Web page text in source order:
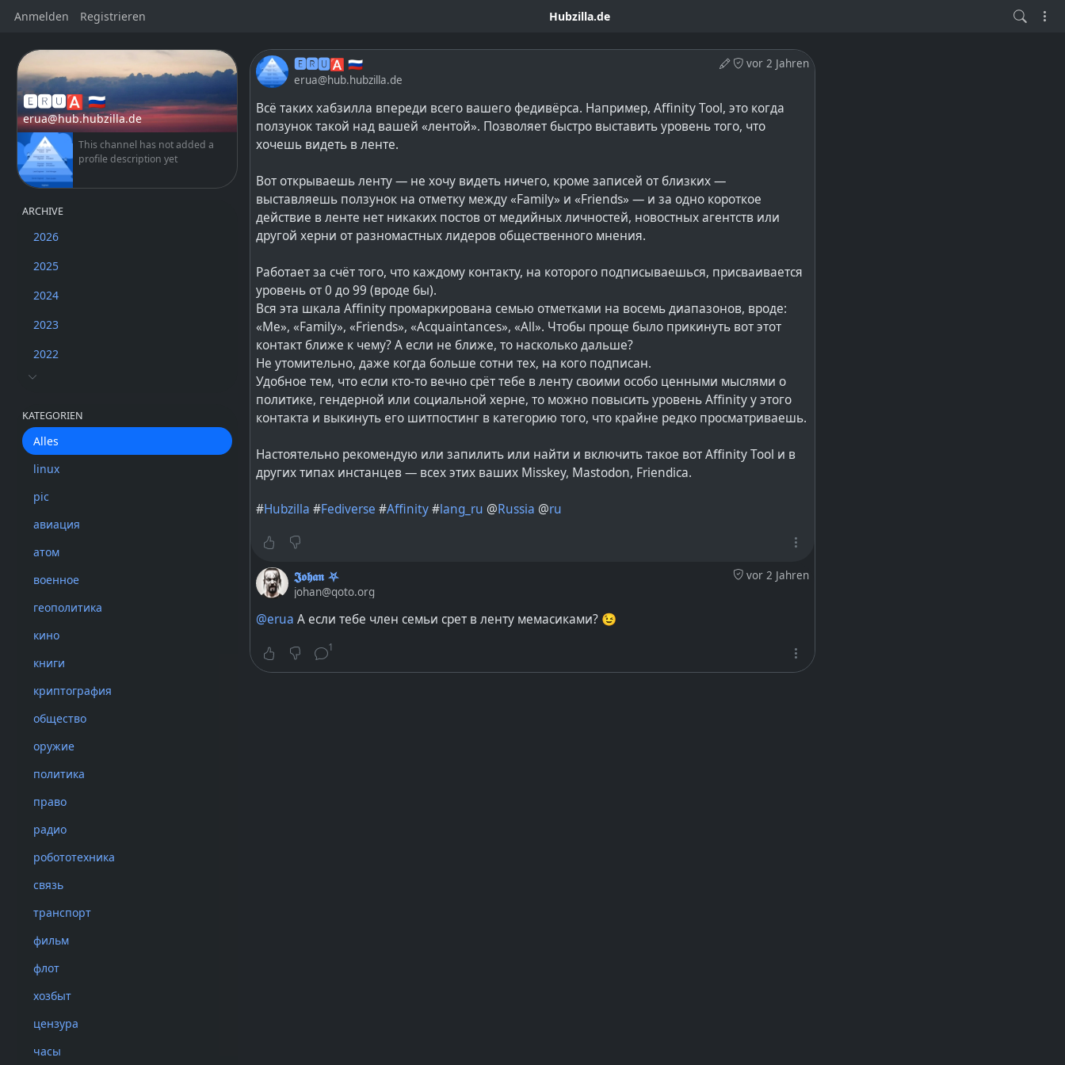
Anmelden Registrieren Hubzilla.de
🅴🆁🆄🅰 🇷🇺
erua@hub.hubzilla.de
This channel has not added a
profile description yet
ARCHIVE
2026
2025
2024
2023
2022
KATEGORIEN
Alles
linux
pic
авиация
атом
военное
геополитика
кино
книги
криптография
общество
оружие
политика
право
радио
робототехника
связь
транспорт
фильм
флот
хозбыт
цензура
часы
vor 2 Jahren
🅴🆁🆄🅰 🇷🇺
erua@hub.hubzilla.de
Всё таких хабзилла впереди всего вашего федивёрса. Например, Affinity Tool, это когда
ползунок такой над вашей «лентой». Позволяет быстро выставить уровень того, что
хочешь видеть в ленте.
Вот открываешь ленту — не хочу видеть ничего, кроме записей от близких —
выставляешь ползунок на отметку между «Family» и «Friends» — и за одно короткое
действие в ленте нет никаких постов от медийных личностей, новостных агентств или
другой херни от разномастных лидеров общественного мнения.
Работает за счёт того, что каждому контакту, на которого подписываешься, присваивается
уровень от 0 до 99 (вроде бы).
Вся эта шкала Affinity промаркирована семью отметками на восемь диапазонов, вроде:
«Me», «Family», «Friends», «Acquaintances», «All». Чтобы проще было прикинуть вот этот
контакт ближе к чему? А если не ближе, то насколько дальше?
Не утомительно, даже когда больше сотни тех, на кого подписан.
Удобное тем, что если кто-то вечно срёт тебе в ленту своими особо ценными мыслями о
политике, гендерной или социальной херне, то можно повысить уровень Affinity у этого
контакта и выкинуть его шитпостинг в категорию того, что крайне редко просматриваешь.
Настоятельно рекомендую или запилить или найти и включить такое вот Affinity Tool и в
других типах инстанцев — всех этих ваших Misskey, Mastodon, Friendica.
#Hubzilla #Fediverse #Affinity#lang_ru @Russia @ru
vor 2 Jahren
𝕵𝖔𝖍𝖆𝖓 ⛧
johan@qoto.org
@erua А если тебе член семьи срет в ленту мемасиками? 😉
1